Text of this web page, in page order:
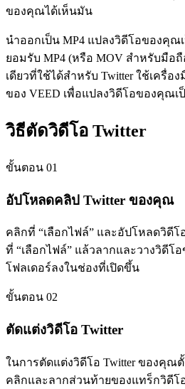
ของคุณได้เห็นมัน
นำออกเป็น MP4 แปลงวิดีโอของคุณ
ยอมรับ MP4 (หรือ MOV สำหรับมือ
เดียวที่ใช้ได้สำหรับ Twitter ใช้เครื่อ
ของ VEED เพื่อแปลงวิดีโอของคุณเ
วิธีตัดวิดีโอ Twitter
ขั้นตอน 01
อัปโหลดคลิป Twitter ของคุณ
คลิกที่ “เลือกไฟล์” และอัปโหลดวิดี
ที่ “เลือกไฟล์” แล้วลากและวางวิดีโ
โฟลเดอร์ลงในช่องที่เปิดขึ้น
ขั้นตอน 02
ตัดแต่งวิดีโอ Twitter
ในการตัดแต่งวิดีโอ Twitter ของคุณ
คลิกและลากส่วนท้ายของแทร็กวิดีโ